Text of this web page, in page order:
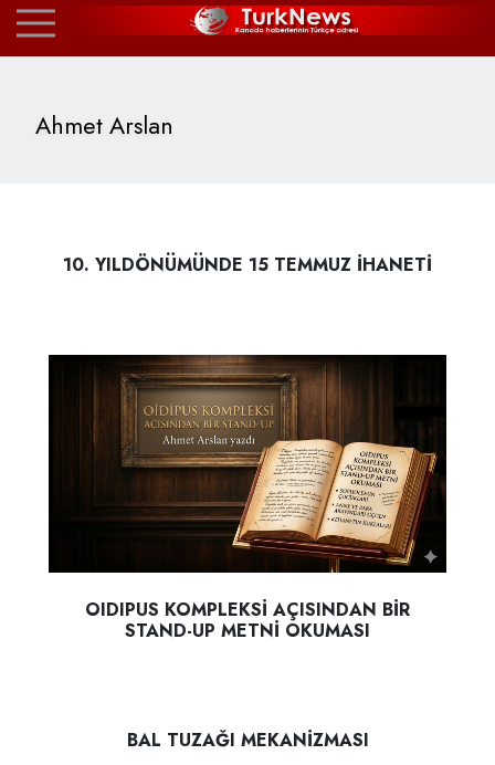
Ahmet Arslan
10. YILDÖNÜMÜNDE 15 TEMMUZ İHANETİ
OIDIPUS KOMPLEKSİ AÇISINDAN BİR
STAND-UP METNİ OKUMASI
BAL TUZAĞI MEKANİZMASI